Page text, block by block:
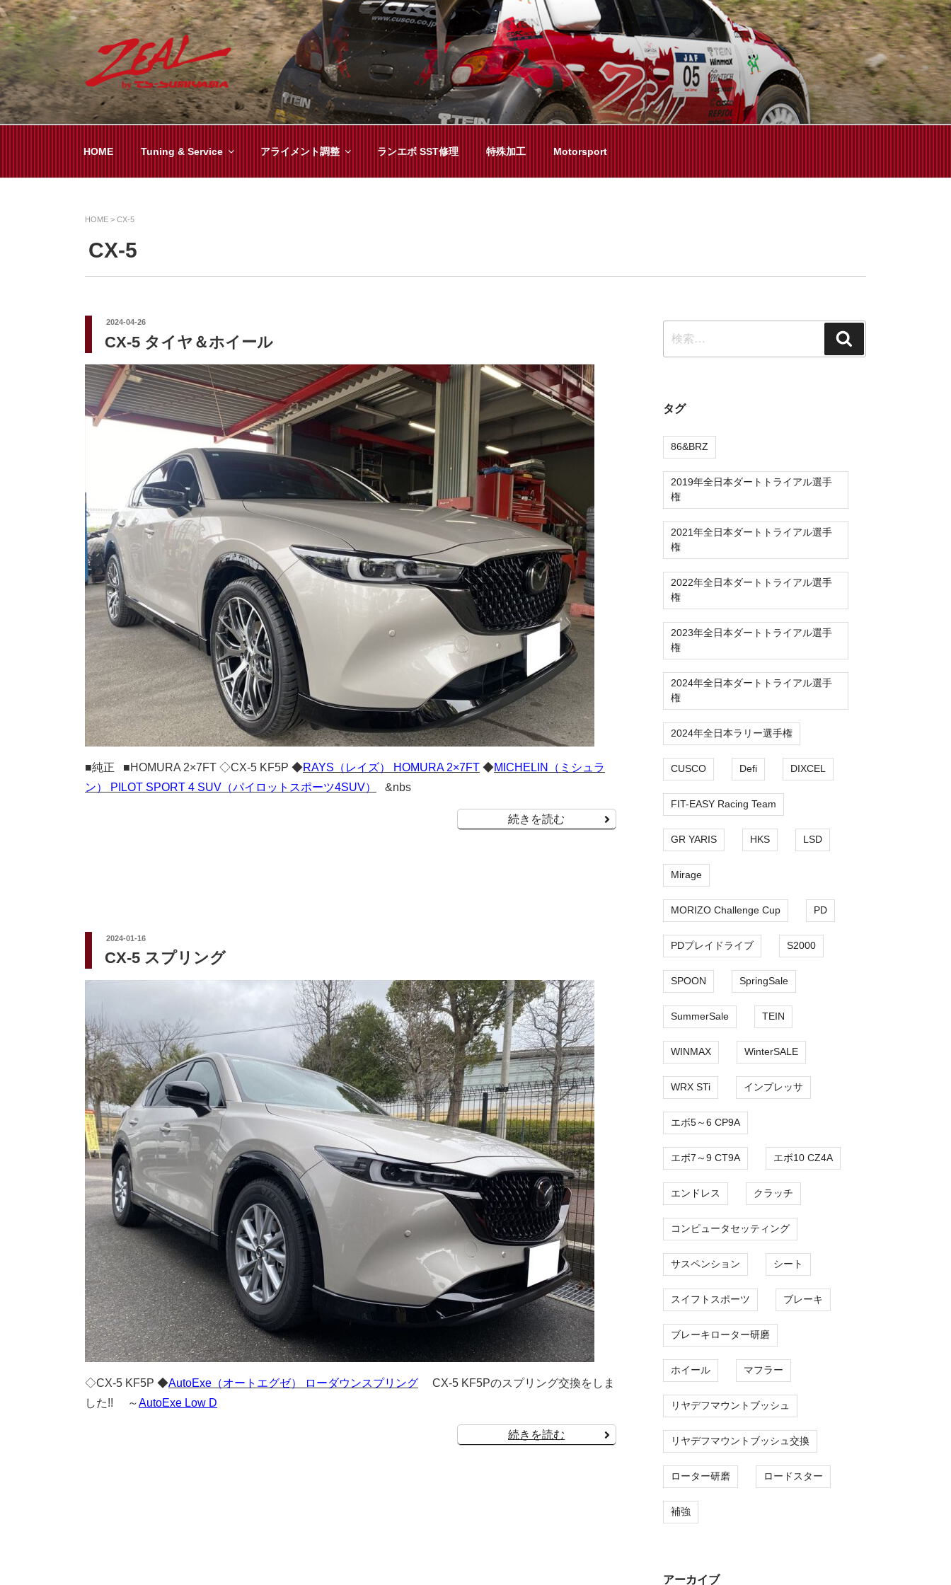
コ
ン
テ
ン
ツ
へ
ス
ZEAL BY TS-SUMIYAMA
オイル交換や車検といった日常メンテから各種チューニングまで、車に関することならジャンルフリーでお任せください!
HOME Tuning & Service アライメント調整 ランエボ SST修理 特殊加工 Motorsport
HOME > CX-5
CX-5
投
日:
2024-04-26
CX-5 タイヤ＆ホイール
■純正 ■HOMURA 2×7FT ◇CX-5 KF5P ◆RAYS（レイズ） HOMURA 2×7FT ◆MICHELIN（ミシュラ
ン） PILOT SPORT 4 SUV（パイロットスポーツ4SUV）
&nbs
続きを読む
投
稿
日:
2024-01-16
CX-5 スプリング
◇CX-5 KF5P ◆AutoExe（オートエグゼ） ローダウンスプリング CX-5 KF5Pのスプリング交換をしま
した!! ～AutoExe Low D
続きを読む
索:
索
タグ
86&BRZ
2019年全日本ダートトライアル選手
権
2021年全日本ダートトライアル選手
権
2022年全日本ダートトライアル選手
権
2023年全日本ダートトライアル選手
権
2024年全日本ダートトライアル選手
権
2024年全日本ラリー選手権
CUSCO Defi DIXCEL
FIT-EASY Racing Team
GR YARIS HKS LSD
Mirage
MORIZO Challenge Cup PD
PDプレイドライブ S2000
SPOON SpringSale
SummerSale TEIN
WINMAX WinterSALE
WRX STi インプレッサ
エボ5～6 CP9A
エボ7～9 CT9A エボ10 CZ4A
エンドレス クラッチ
コンピュータセッティング
サスペンション シート
スイフトスポーツ ブレーキ
ブレーキローター研磨
ホイール マフラー
リヤデフマウントブッシュ
リヤデフマウントブッシュ交換
ローター研磨 ロードスター
補強
アーカイブ